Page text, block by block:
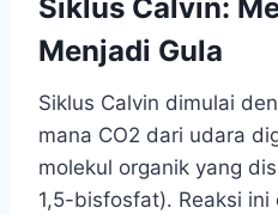
Siklus Calvin:
Menjadi Gula
Siklus Calvin dimulai
mana CO2 dari udara
molekul organik yang
1,5-bisfosfat). Reaksi